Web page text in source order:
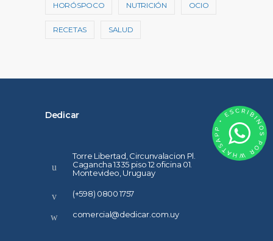
HORÓSPOCO NUTRICIÓN OCIO
RECETAS SALUD
Dedicar
Torre Libertad, Circunvalacion Pl.
Cagancha 1335 piso 12 oficina 01.
Montevideo, Uruguay
(+598) 0800 1757
comercial@dedicar.com.uy